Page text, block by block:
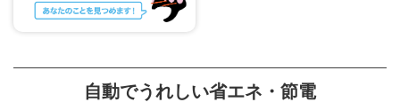
自動でうれしい省エネ・節電